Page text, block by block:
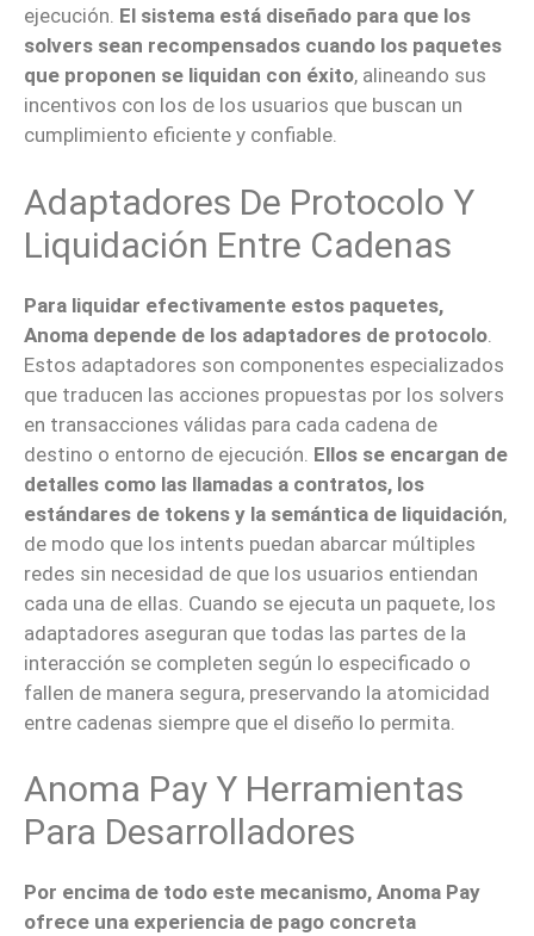
ejecución. El sistema está diseñado para que los
solvers sean recompensados cuando los paquetes
que proponen se liquidan con éxito, alineando sus
incentivos con los de los usuarios que buscan un
cumplimiento eficiente y confiable.
Adaptadores De Protocolo Y
Liquidación Entre Cadenas
Para liquidar efectivamente estos paquetes,
Anoma depende de los adaptadores de protocolo
Estos adaptadores son componentes especializados
que traducen las acciones propuestas por los solvers
en transacciones válidas para cada cadena de
destino o entorno de ejecución. Ellos se encargan de
detalles como las llamadas a contratos, los
estándares de tokens y la semántica de liquidación,
de modo que los intents puedan abarcar múltiples
redes sin necesidad de que los usuarios entiendan
cada una de ellas. Cuando se ejecuta un paquete, los
adaptadores aseguran que todas las partes de la
interacción se completen según lo especificado o
fallen de manera segura, preservando la atomicidad
entre cadenas siempre que el diseño lo permita.
Anoma Pay Y Herramientas
Para Desarrolladores
Por encima de todo este mecanismo, Anoma Pay
ofrece una experiencia de pago concreta